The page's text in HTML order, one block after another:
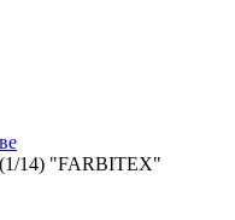
14) "FARBITEX"